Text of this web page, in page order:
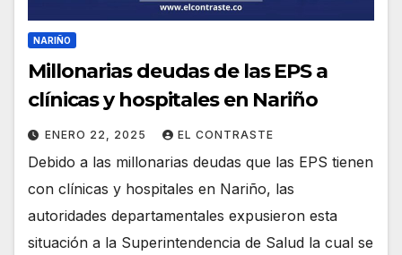
NARIÑO
Millonarias deudas de las EPS a
clínicas y hospitales en Nariño
ENERO 22, 2025 EL CONTRASTE
Debido a las millonarias deudas que las EPS tienen
con clínicas y hospitales en Nariño, las
autoridades departamentales expusieron esta
situación a la Superintendencia de Salud la cual se